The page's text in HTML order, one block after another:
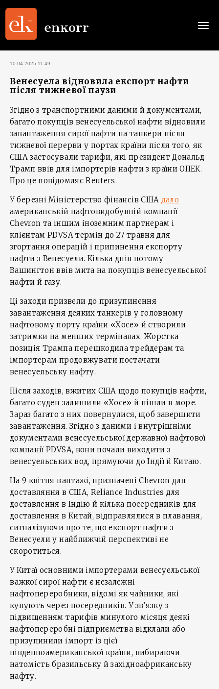
10.04.2025 11:49
Венесуела відновила експорт нафти
після тижневої паузи
Згідно з транспортними даними й документами,
багато покупців венесуельської нафти відновили
завантаження сирої нафти на танкери після
тижневої перерви у портах країни після того, як
США застосували тарифи, які президент Дональд
Трамп ввів для імпортерів нафти з країни ОПЕК.
Про це повідомляє Reuters.
У березні Міністерство фінансів США дало
американській нафтовидобувній компанії
Chevron та іншим іноземним партнерам і
клієнтам PDVSA термін до 27 травня для
згортання операцій і припинення експорту
нафти з Венесуели. Кілька днів потому
Вашингтон ввів мита на покупців венесуельської
нафти й газу.
Ці заходи призвели до призупинення
завантаження деяких танкерів у головному
нафтовому порту країни «Хосе» й створили
затримки на менших терміналах. Жорстка
позиція Трампа перешкодила трейдерам та
імпортерам продовжувати постачати
венесуельську нафту.
Після заходів, вжитих США щодо покупців нафти,
багато суден залишили «Хосе» й пішли в море.
Зараз багато з них повернулися, щоб завершити
завантаження. Згідно з даними і внутрішніми
документами венесуельської державної нафтової
компанії PDVSA, вони почали виходити з
венесуельських вод, прямуючи до Індії й Китаю.
На 9 квітня вантажі, призначені Chevron для
доставляння в США, Reliance Industries для
доставлення в Індію й кілька посередників для
доставлення в Китай, відправлялися в плавання,
сигналізуючи про те, що експорт нафти з
Венесуели у найближчій перспективі не
скоротиться.
У Китаї основними імпортерами венесуельської
важкої сирої нафти є незалежні
нафтопереробники, відомі як чайники, які
купують через посередників. У зв’язку з
підвищенням тарифів минулого місяця деякі
нафтопереробні підприємства відклали або
призупинили імпорт із цієї
південноамериканської країни, вибираючи
натомість бразильську й західноафриканську
нафту.